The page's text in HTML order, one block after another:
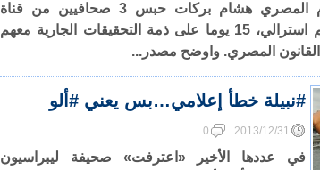
قرر النائب العام المصري هشام بركات حبس 3 صحافيين من قناة
"الجزيرة"، احدهم استرالي، 15 يوما على ذمة التحقيقات الجارية معهم
القانون المصري. واوضح مصدر...
#نبيلة خطأ إعلامي…بس يعني #ألو
2013/12/31
0
في عددها الأخير «اعترفت» صحيفة ليبراسيون